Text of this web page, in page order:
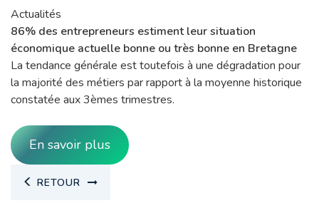
Actualités
86% des entrepreneurs estiment leur situation
économique actuelle bonne ou très bonne en Bretagne
La tendance générale est toutefois à une dégradation pour
la majorité des métiers par rapport à la moyenne historique
constatée aux 3èmes trimestres.
En savoir plus
RETOUR